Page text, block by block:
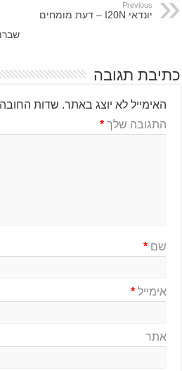
Previous
יונדאי I20N – דעת מומחים
תגובה
האימייל לא יוצג באתר. שדות החובה
התגובה שלך*
שם*
אימייל*
אתר